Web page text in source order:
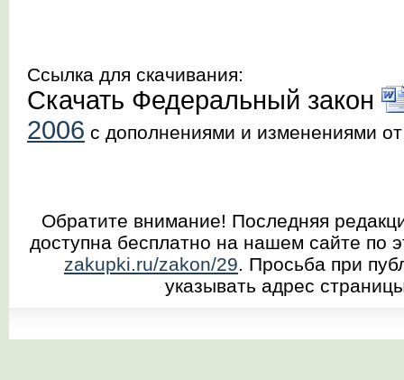
Ссылка для скачивания:
Cкачать Федеральный закон
2006 с дополнениями и изменениями
Обратите внимание! Последняя
доступна бесплатно на нашем сайте по
zakupki.ru/zakon/29. Просьба при
указывать адрес